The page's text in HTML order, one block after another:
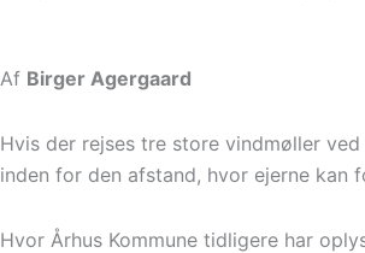
Af Birger Agergaard
Hvis der rejses tre store vindmøller
inden for den afstand, hvor ejerne kan
Hvor Århus Kommune tidligere har